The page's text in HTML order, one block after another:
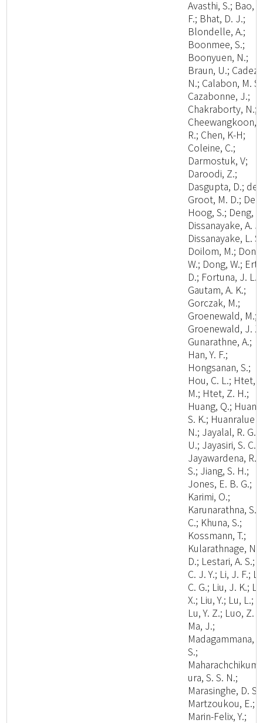
Avasthi, S.; Bao,
F.; Bhat, D. J.;
Blondelle, A.;
Boonmee, S.;
Boonyuen, N.;
Braun, U.; Cadez,
N.; Calabon, M.
Cazabonne, J.;
Chakraborty, N.;
Cheewangkoon,
R.; Chen, K-H;
Coleine, C.;
Darmostuk, V;
Daroodi, Z.;
Dasgupta, D.; de
Groot, M. D.; De
Hoog, S.; Deng,
Dissanayake, A.
Dissanayake, L.
Doilom, M.;
W.; Dong, W.;
D.; Fortuna, J. L.;
Gautam, A. K.;
Gorczak, M.;
Groenewald, M.;
Groenewald, J.
Gunarathne, A.;
Han, Y. F.;
Hongsanan, S.;
Hou, C. L.; Htet,
M.; Htet, Z. H.;
Huang, Q.;
S. K.; Huanraluek,
N.; Jayalal, R. G.
U.; Jayasiri, S. C.;
Jayawardena, R.
S.; Jiang, S. H.;
Jones, E. B. G.;
Karimi, O.;
Karunarathna, S.
C.; Khuna, S.;
Kossmann, T.;
Kularathnage, N.
D.; Lestari, A. S.;
C. J. Y.; Li, J. F.;
C. G.; Liu, J. K.;
X.; Liu, Y.; Lu, L.;
Lu, Y. Z.; Luo, Z.
Ma, J.;
Madagammana,
S.;
ura, S. S. N.;
Marasinghe, D. S.;
Martzoukou, E.;
Marin-Felix, Y.;